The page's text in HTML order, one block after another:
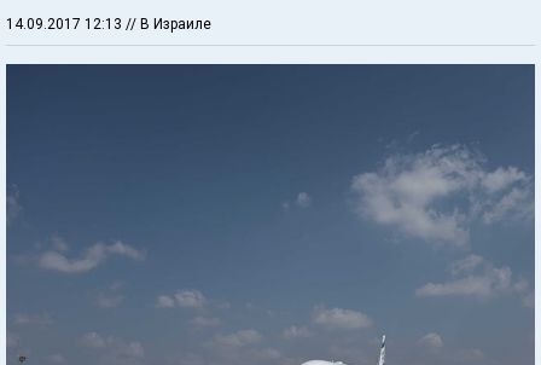
14.09.2017 12:13 // В Израиле